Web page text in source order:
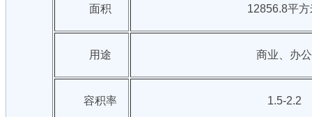
面积 12856.8平方
用途 商业、办公
容积率 1.5-2.2